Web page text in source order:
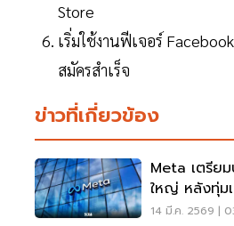
Store
เริ่มใช้งานฟีเจอร์
สมัครสำเร็จ
ข่าวที่เกี่ยวข้อง
Meta เตรีย
ใหญ่ หลังทุ่ม
ทำต้นทุนพุ่ง
14 มี.ค. 2569 |